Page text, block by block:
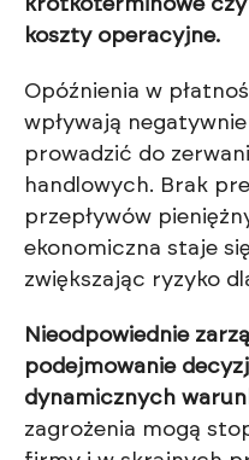
krótkoterminowe
koszty operacyjne.
Opóźnienia w
wpływają
prowadzić do
handlowych. Brak
przepływów
ekonomiczna staje
zwiększając ryzyko
Nieodpowiednie
podejmowanie
dynamicznych
zagrożenia mogą